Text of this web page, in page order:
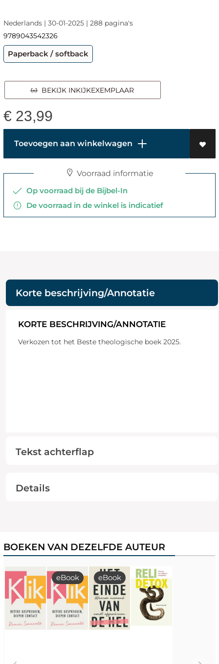
Nederlands | 30-01-2025 | 288 pagina's
9789043542326
Paperback / softback
BEKIJK INKIJKEXEMPLAAR
€ 23,99
Toevoegen aan winkelwagen
Voorraad informatie
Op voorraad bij de Bijbel-In
De voorraad in de winkel is indicatief
Korte beschrijving/Annotatie
KORTE BESCHRIJVING/ANNOTATIE
Verkozen tot het Beste theologische boek 2025.
Tekst achterflap
Details
BOEKEN VAN DEZELFDE AUTEUR
eBook eBook